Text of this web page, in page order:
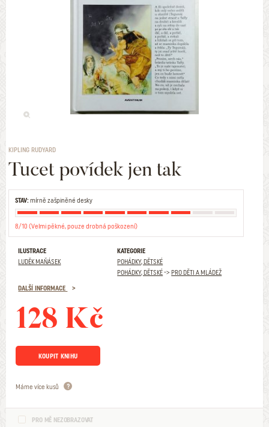
KIPLING RUDYARD
Tucet povídek jen tak
STAV:mírně zašpiněné desky
8/10 (Velmi pěkné, pouze drobná poškození)
ILUSTRACE
LUDĚK MAŇÁSEK
KATEGORIE
POHÁDKY, DĚTSKÉ
POHÁDKY, DĚTSKÉ->PRO DĚTI A MLÁDEŽ
DALŠÍ INFORMACE
128 Kč
KOUPIT KNIHU
Máme více kusů
PRO MĚ NEZOBRAZOVAT